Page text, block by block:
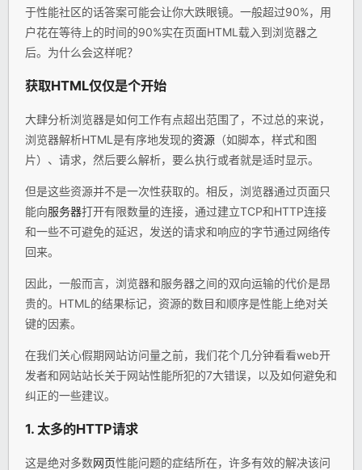
于性能社区的话答案可能会让你大跌眼镜。一般超过90%，用
户花在等待上的时间的90%实在页面HTML载入到浏览器之
后。为什么会这样呢？
获取HTML仅仅是个开始
大肆分析浏览器是如何工作有点超出范围了，不过总的来说，
浏览器解析HTML是有序地发现的资源 （如脚本，样式和图
片）、请求，然后要么解析，要么执行或者就是适时显示。
但是这些资源并不是一次性获取的。相反，浏览器通过页面只
能向服务器打开有限数量的连接，通过建立TCP和HTTP连接
和一些不可避免的延迟，发送的请求和响应的字节通过网络传
回来。
因此，一般而言，浏览器和服务器之间的双向运输的代价是昂
贵的。HTML的结果标记，资源的数目和顺序是性能上绝对关
键的因素。
在我们关心假期网站访问量之前，我们花个几分钟看看web开
发者和网站站长关于网站性能所犯的7大错误，以及如何避免和
纠正的一些建议。
1. 太多的HTTP请求
这是绝对多数网页性能问题的症结所在，许多有效的解决该问